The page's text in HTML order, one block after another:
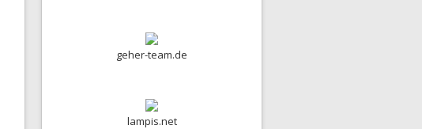
geher-team.de
lampis.net